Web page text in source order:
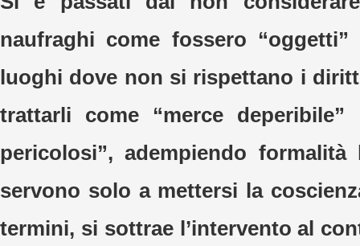
naufraghi come fossero
luoghi dove non si rispettano i
trattarli come “merce
pericolosi”, adempiendo formalità
servono solo a mettersi la
termini, si sottrae l’intervento al